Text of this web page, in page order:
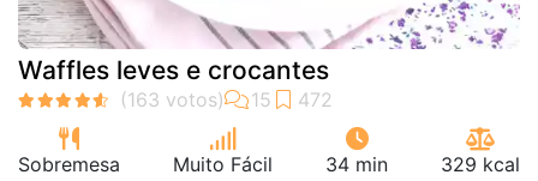
Waffles leves e crocantes
Sobremesa Muito Fácil 34 min 329 kcal